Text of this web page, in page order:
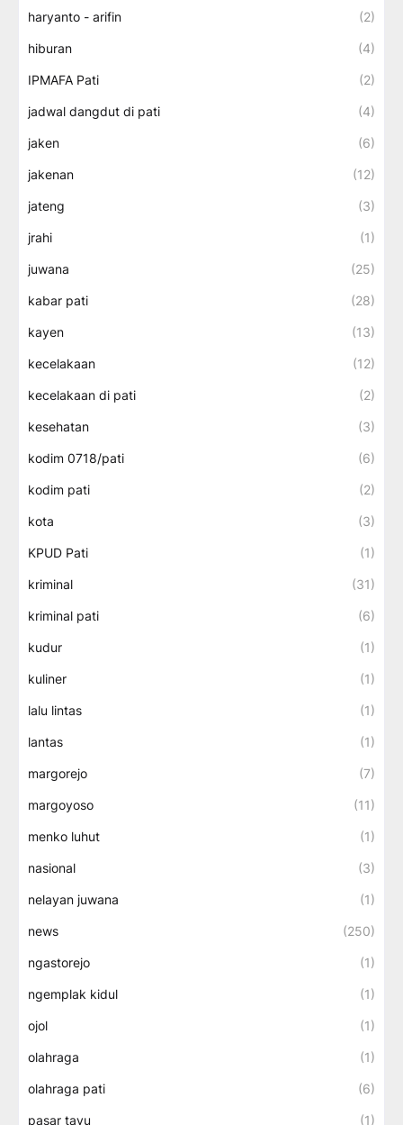
haryanto - arifin (2)
hiburan (4)
IPMAFA Pati (2)
jadwal dangdut di pati (4)
jaken (6)
jakenan (12)
jateng (3)
jrahi (1)
juwana (25)
kabar pati (28)
kayen (13)
kecelakaan (12)
kecelakaan di pati (2)
kesehatan (3)
kodim 0718/pati (6)
kodim pati (2)
kota (3)
KPUD Pati (1)
kriminal (31)
kriminal pati (6)
kudur (1)
kuliner (1)
lalu lintas (1)
lantas (1)
margorejo (7)
margoyoso (11)
menko luhut (1)
nasional (3)
nelayan juwana (1)
news (250)
ngastorejo (1)
ngemplak kidul (1)
ojol (1)
olahraga (1)
olahraga pati (6)
pasar tayu (1)